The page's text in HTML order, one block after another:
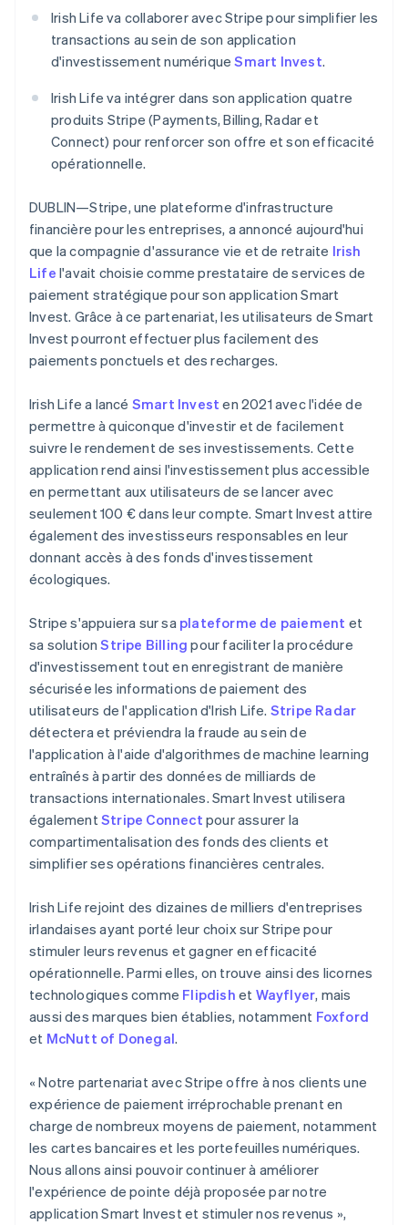
Découvrez les prochaines évolutions
Radar
Prévention de la fraude
Constitution de start-up
Climate
Élimination du carbone
Identity
Stripe Sessions 2026
Découvrez comment Stripe construit l’infrastructure
Regarder la vidéo
Commerce en ligne
Partenaires
Stripe App Marketplace
Irish Life va collaborer avec Stripe pour simplifier les
transactions au sein de son application
d'investissement numériqueSmart Invest.
Irish Life va intégrer dans son application quatre
produits Stripe (Payments, Billing, Radar et
Connect) pour renforcer son offre et son efficacité
opérationnelle.
DUBLIN—Stripe, une plateforme d'infrastructure
financière pour les entreprises, a annoncé aujourd'hui
que la compagnie d'assurance vie et de retraite Irish
Life l'avait choisie comme prestataire de services de
paiement stratégique pour son application Smart
Invest. Grâce à ce partenariat, les utilisateurs de Smart
Invest pourront effectuer plus facilement des
paiements ponctuels et des recharges.
Irish Life a lancé Smart Invest en 2021 avec l'idée de
permettre à quiconque d'investir et de facilement
suivre le rendement de ses investissements. Cette
application rend ainsi l'investissement plus accessible
en permettant aux utilisateurs de se lancer avec
seulement 100 € dans leur compte. Smart Invest attire
également des investisseurs responsables en leur
donnant accès à des fonds d'investissement
écologiques.
Stripe s'appuiera sur sa plateforme de paiement et
sa solutionStripe Billing pour faciliter la procédure
d'investissement tout en enregistrant de manière
sécurisée les informations de paiement des
utilisateurs de l'application d'Irish Life. Stripe Radar
détectera et préviendra la fraude au sein de
l'application à l'aide d'algorithmes de machine learning
entraînés à partir des données de milliards de
transactions internationales. Smart Invest utilisera
égalementStripe Connect pour assurer la
compartimentalisation des fonds des clients et
simplifier ses opérations financières centrales.
Irish Life rejoint des dizaines de milliers d'entreprises
irlandaises ayant porté leur choix sur Stripe pour
stimuler leurs revenus et gagner en efficacité
opérationnelle. Parmi elles, on trouve ainsi des licornes
technologiques comme Flipdish et Wayflyer, mais
aussi des marques bien établies, notamment Foxford
et McNutt of Donegal.
« Notre partenariat avec Stripe offre à nos clients une
expérience de paiement irréprochable prenant en
charge de nombreux moyens de paiement, notamment
les cartes bancaires et les portefeuilles numériques.
Nous allons ainsi pouvoir continuer à améliorer
l'expérience de pointe déjà proposée par notre
application Smart Invest et stimuler nos revenus »,
Autriche
DeutschEnglish
Belgique
NederlandsFrançaisDeutsch English
Brésil
Português English
Bulgarie
English
Canada
Chine continentale
简体中文 English
Chypre
English
Croatie
English Italiano
Danemark
English
Émirats arabes unis
English
Español English
Estonie
English
États-Unis
English Español 简体中文
Finlande
English Svenska
France
Français English
Gibraltar
English
English
Hongrie
English
Inde
English
Irlande
English
Italie
ItalianoEnglish
Japon
日本語English
Lettonie
English
Liechtenstein
Lituanie
English
Luxembourg
FrançaisDeutschEnglish
Malaisie
English简体中文
Malte
English
Norvège
English
Nouvelle-Zélande
English
Pays-Bas
NederlandsEnglish
Pologne
English